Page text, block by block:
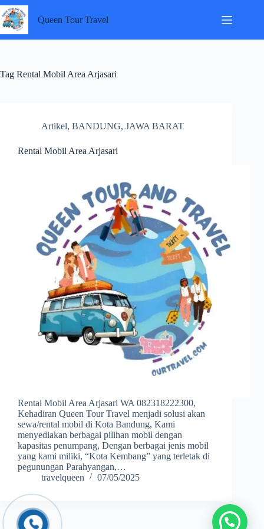
Skip
to
content
Queen Tour Travel
Tag Rental Mobil Area Arjasari
Artikel, BANDUNG, JAWA BARAT
Rental Mobil Area Arjasari
Rental Mobil Area Arjasari WA 082318222300,
Kehadiran Queen Tour Travel menjadi solusi akan
sewa/rental mobil di Kota Bandung, Kami
menyediakan berbagai pilihan mobil dengan
kapasitas penumpang, Dengan berbagai jenis mobil
yang kami miliki, “Kota Kembang” yang terletak di
pegunungan Parahyangan,…
travelqueen
07/05/2025